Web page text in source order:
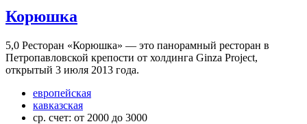
Корюшка
5,0 Ресторан «Корюшка» — это панорамный ресторан в
Петропавловской крепости от холдинга Ginza Project,
открытый 3 июля 2013 года.
европейская
кавказская
ср. счет: от 2000 до 3000